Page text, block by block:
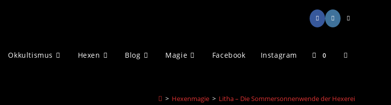
Okkultismus Hexen Blog Magie Facebook Instagram 0 Website-
> Hexenmagie > Litha – Die Sommersonnenwende der Hexerei